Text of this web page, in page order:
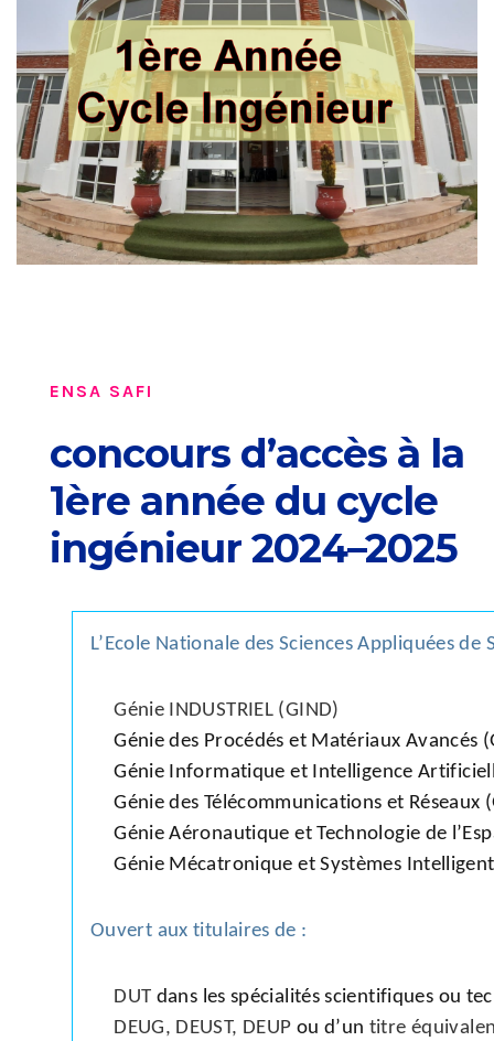
ENSA SAFI
concours d’accès à la
1ère année du cycle
ingénieur 2024–2025
L’Ecole Nationale des Sciences Appliquées
Génie INDUSTRIEL (GIND)
Génie des Procédés et Matériaux Avancés
Génie Informatique et Intelligence
Génie des Télécommunications et Réseaux
Génie Aéronautique et Technologie de
Génie Mécatronique et Systèmes
Ouvert aux titulaires de :
DUT dans les spécialités scientifiques ou
DEUG, DEUST, DEUP ou d’un titre